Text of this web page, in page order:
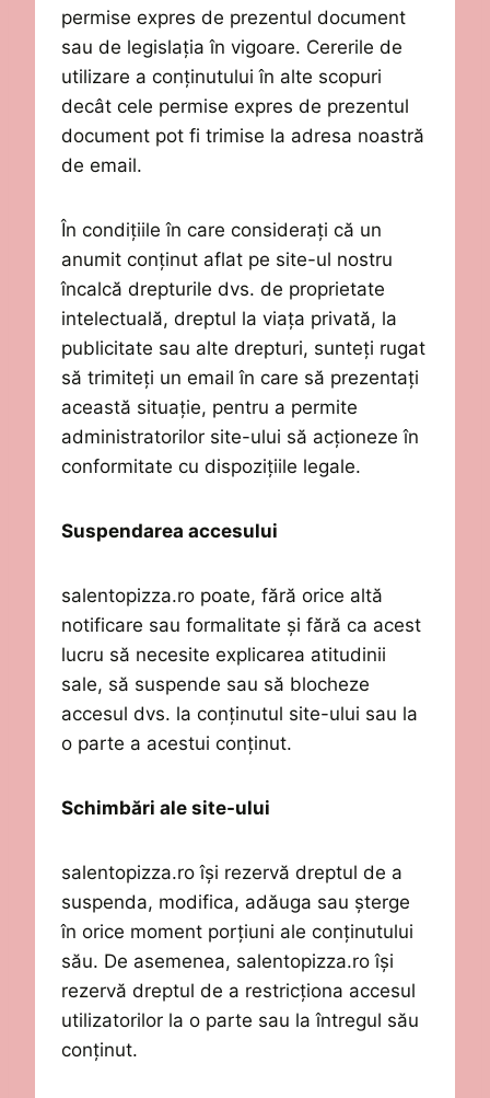
permise expres de prezentul document
sau de legislația în vigoare. Cererile de
utilizare a conținutului în alte scopuri
decât cele permise expres de prezentul
document pot fi trimise la adresa noastră
de email.
În condițiile în care considerați că un
anumit conținut aflat pe site-ul nostru
încalcă drepturile dvs. de proprietate
intelectuală, dreptul la viața privată, la
publicitate sau alte drepturi, sunteți rugat
să trimiteți un emailîn care să prezentați
această situație, pentru a permite
administratorilor site-ului să acționeze în
conformitate cu dispozițiile legale.
Suspendarea accesului
salentopizza.ro poate, fără orice altă
notificare sau formalitate și fără ca acest
lucru să necesite explicarea atitudinii
sale, să suspende sau să blocheze
accesul dvs. la conținutul site-ului sau la
o parte a acestui conținut.
Schimbări ale site-ului
salentopizza.ro își rezervă dreptul de a
suspenda, modifica, adăuga sau șterge
în orice moment porțiuni ale conținutului
său. De asemenea, salentopizza.ro își
rezervă dreptul de a restricționa accesul
utilizatorilor la o parte sau la întregul său
conținut.